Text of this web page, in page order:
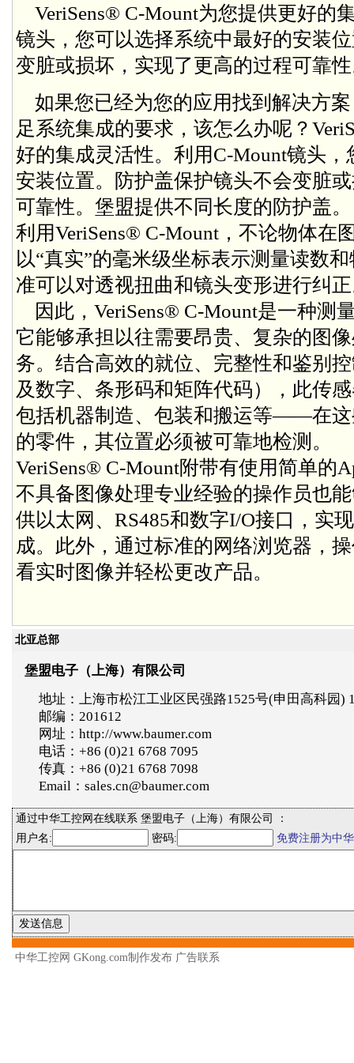
VeriSens® C-Mount为您提供更好的
镜头，您可以选择系统中最好的安装
变脏或损坏，实现了更高的过程可靠
如果您已经为您的应用找到解决方
足系统集成的要求，该怎么办呢？
好的集成灵活性。利用C-Mount镜头
安装位置。防护盖保护镜头不会变脏
可靠性。堡盟提供不同长度的防护盖。
利用VeriSens® C-Mount，不论物体在
以“真实”的毫米级坐标表示测量读数
准可以对透视扭曲和镜头变形进行纠
因此，VeriSens® C-Mount是一种测
它能够承担以往需要昂贵、复杂的图
务。结合高效的就位、完整性和鉴别
及数字、条形码和矩阵代码），此传
包括机器制造、包装和搬运等——在这
的零件，其位置必须被可靠地检测。
VeriSens® C-Mount附带有使用简单的
不具备图像处理专业经验的操作员也
供以太网、RS485和数字I/O接口，实
成。此外，通过标准的网络浏览器，
看实时图像并轻松更改产品。
北亚总部
堡盟电子（上海）有限公司
地址：上海市松江工业区民强路1525号(申田高科园)
邮编：201612
网址：http://www.baumer.com
电话：+86 (0)21 6768 7095
传真：+86 (0)21 6768 7098
Email：sales.cn@baumer.com
通过中华工控网在线联系 堡盟电子（上海）有限公司 ：
用户名:
密码: 免费注册为中
中华工控网 GKong.com制作发布 广告联系